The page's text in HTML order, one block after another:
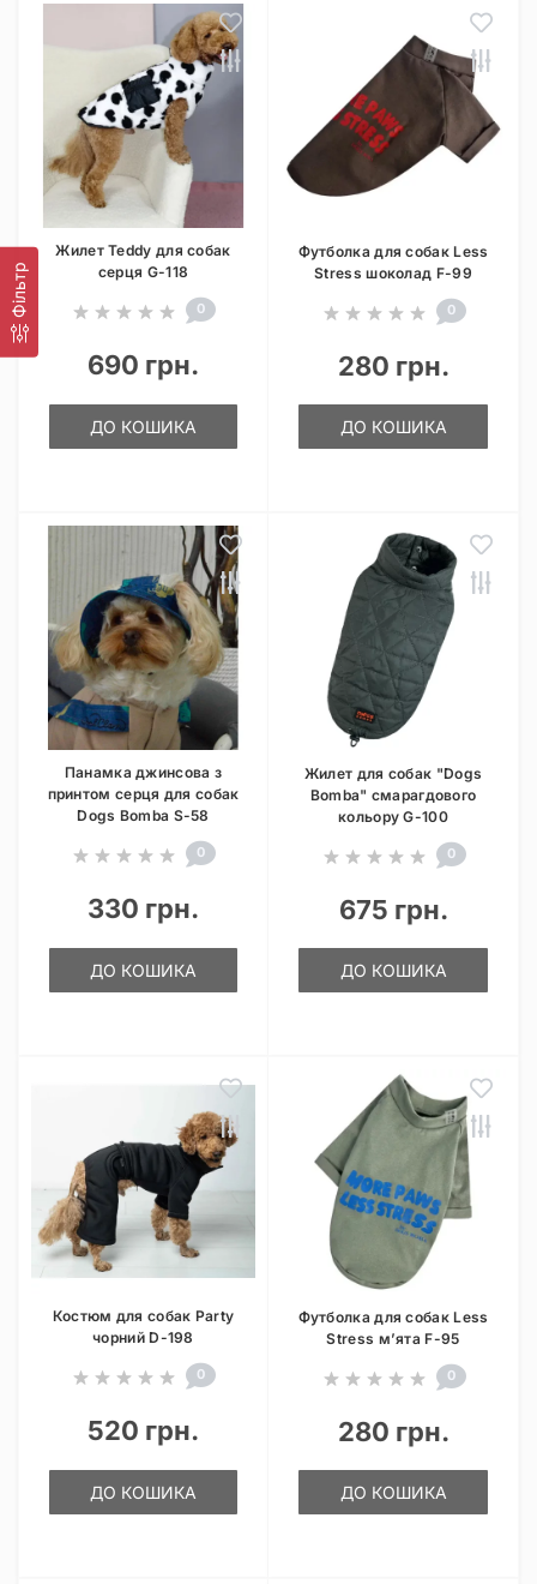
Фільтр
Жилет Teddy для собак
серця G-118
0
690 грн.
ДО КОШИКА
Футболка для собак Less
Stress шоколад F-99
0
280 грн.
ДО КОШИКА
Панамка джинсова з
принтом серця для собак
Dogs Bomba S-58
0
330 грн.
ДО КОШИКА
Жилет для собак "Dogs
Bomba" смарагдового
кольору G-100
0
675 грн.
ДО КОШИКА
Костюм для собак Party
чорний D-198
0
520 грн.
ДО КОШИКА
Футболка для собак Less
Stress м’ята F-95
0
280 грн.
ДО КОШИКА